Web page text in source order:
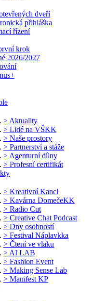
dveří
přihláška
řízení
krok
2026/2027
> Aktuality
> Lidé na VŠKK
> Naše prostory
> Partnerství a stáže
> Agenturní dílny
> Profesní certifikát
> Kreativní Kancl
> Kavárna DomečeKK
> Radio Cut
> Creative Chat Podcast
> Dny osobností
> Festival Náplavkka
> Čtení ve vlaku
> AI LAB
> Fashion Event
> Making Sense Lab
> Manifest KP